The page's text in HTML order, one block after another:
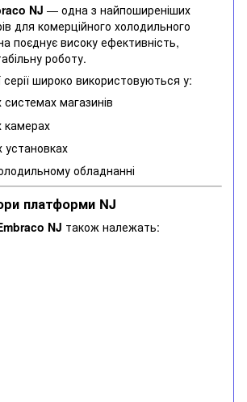
NJ — одна з найпоширеніших
для комерційного холодильного
поєднує високу ефективність,
роботу.
серії широко використовуються у:
магазинів
камерах
установках
обладнанні
платформи NJ
NJ також належать: